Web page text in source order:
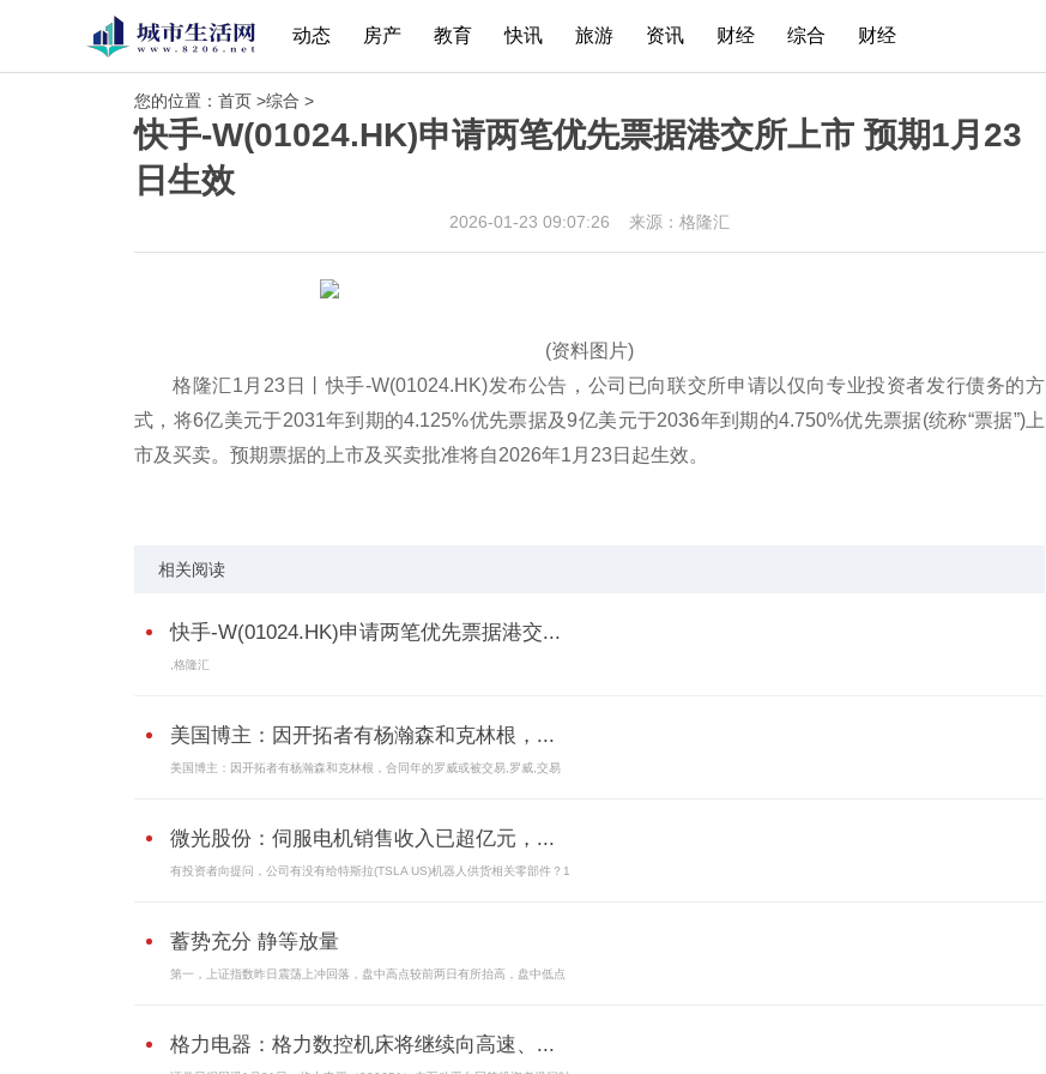
动态 房产 教育 快讯 旅游 资讯 财经 综合 财经
您的位置： 首页 >综合 >
快手-W(01024.HK)申请两笔优先票据港交所上市 预期1月23
日生效
2026-01-23 09:07:26 来源：格隆汇
(资料图片)
格隆汇1月23日丨快手-W(01024.HK)发布公告，公司已向联交所申请以仅向专业投资者发行债务的方
式，将6亿美元于2031年到期的4.125%优先票据及9亿美元于2036年到期的4.750%优先票据(统称“票据”)上
市及买卖。预期票据的上市及买卖批准将自2026年1月23日起生效。
相关阅读
快手-W(01024.HK)申请两笔优先票据港交...
,格隆汇
美国博主：因开拓者有杨瀚森和克林根，...
美国博主：因开拓者有杨瀚森和克林根，合同年的罗威或被交易,罗威,交易
微光股份：伺服电机销售收入已超亿元，...
有投资者向提问，公司有没有给特斯拉(TSLA US)机器人供货相关零部件？1
蓄势充分 静等放量
第一，上证指数昨日震荡上冲回落，盘中高点较前两日有所抬高，盘中低点
格力电器：格力数控机床将继续向高速、...